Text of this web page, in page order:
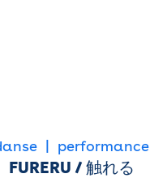
performance
FURERU / 触れる